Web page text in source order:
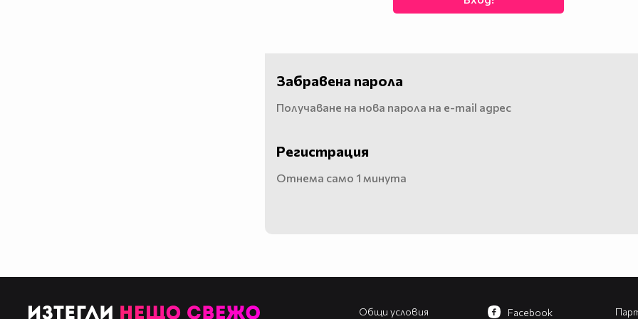
Забравена парола
Получаване на нова парола на e-mail адрес
Регистрация
Отнема само 1 минута
Общи условия Facebook